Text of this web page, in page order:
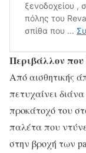
Περιβάλλον που
Από αισθητικής
πετυχαίνει
προκάτοχό του
παλέτα που
στην βροχή των